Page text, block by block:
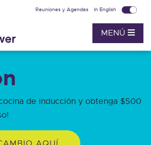
MENÚ
Reuniones y Agendas In English
de inducción y obtenga $500